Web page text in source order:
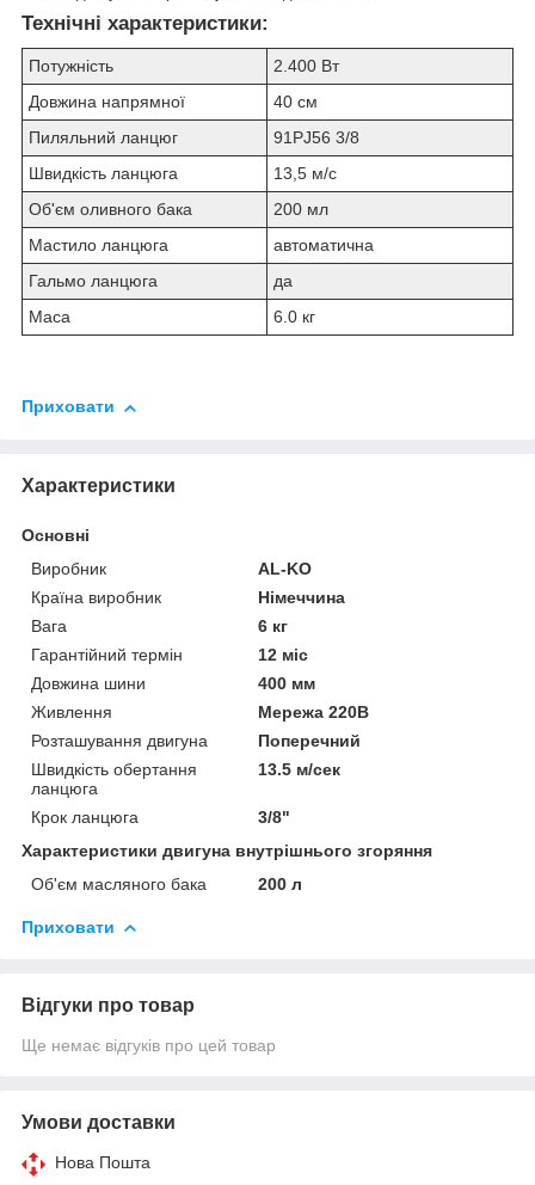
Технічні характеристики:
Потужність
2.400 Вт
Довжина напрямної
40 см
Пиляльний ланцюг
91PJ56 3/8
Швидкість ланцюга
13,5 м/с
Об'єм оливного бака
200 мл
Мастило ланцюга
автоматична
Гальмо ланцюга
да
Маса
6.0 кг
Приховати
Характеристики
Основні
Виробник
AL-KO
Країна виробник
Німеччина
Вага
6 кг
Гарантійний термін
12 міс
Довжина шини
400 мм
Живлення
Мережа 220В
Розташування двигуна
Поперечний
Швидкість обертання
ланцюга
13.5 м/сек
Крок ланцюга
3/8"
Характеристики двигуна внутрішнього згоряння
Об'єм масляного бака
200 л
Приховати
Відгуки про товар
Ще немає відгуків про цей товар
Умови доставки
Нова Пошта